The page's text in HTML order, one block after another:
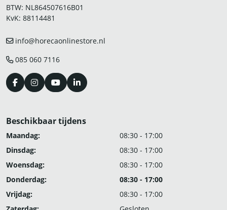
BTW: NL864507616B01
KvK: 88114481
info@horecaonlinestore.nl
085 060 7116
Beschikbaar tijdens
Maandag:
08:30 - 17:00
Dinsdag:
08:30 - 17:00
Woensdag:
08:30 - 17:00
Donderdag:
08:30 - 17:00
Vrijdag:
08:30 - 17:00